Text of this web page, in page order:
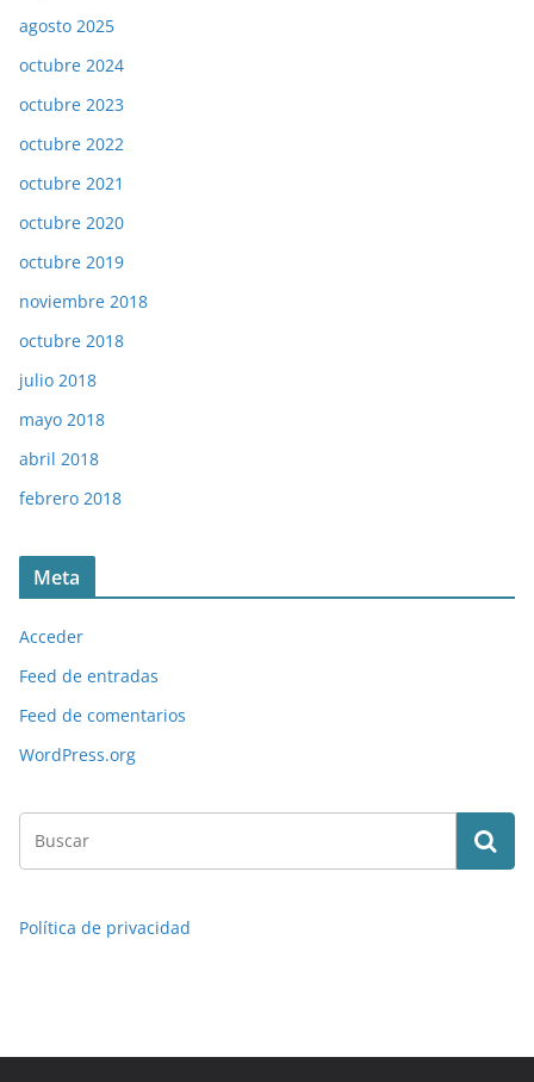
agosto 2025
octubre 2024
octubre 2023
octubre 2022
octubre 2021
octubre 2020
octubre 2019
noviembre 2018
octubre 2018
julio 2018
mayo 2018
abril 2018
febrero 2018
Meta
Acceder
Feed de entradas
Feed de comentarios
WordPress.org
Política de privacidad